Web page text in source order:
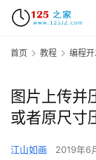
首页 教程 编程
图片上传并
或者原尺寸
江山如画 2019年6